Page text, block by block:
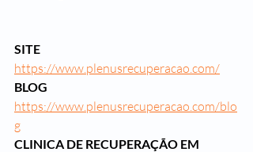
SITE
https://www.plenusrecuperacao.com/
BLOG
https://www.plenusrecuperacao.com/blo
g
CLINICA DE RECUPERAÇÃO EM